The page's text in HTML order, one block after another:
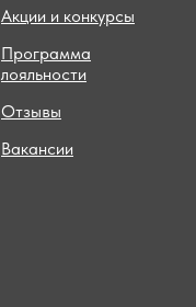
Акции и конкурсы
Программа
лояльности
Отзывы
Вакансии